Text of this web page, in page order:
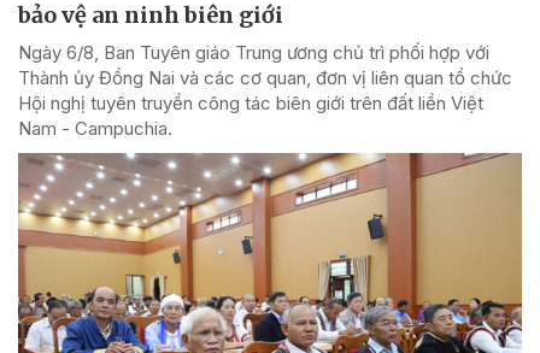
bảo vệ an ninh biên giới
Ngày 6/8, Ban Tuyên giáo Trung ương chủ trì phối hợp với
Thành ủy Đồng Nai và các cơ quan, đơn vị liên quan tổ chức
Hội nghị tuyên truyền công tác biên giới trên đất liền Việt
Nam - Campuchia.